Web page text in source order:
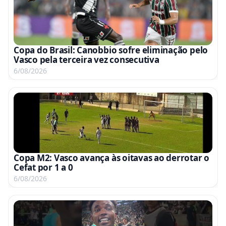
Copa do Brasil: Canobbio sofre eliminação pelo
Vasco pela terceira vez consecutiva
6/08/2026
Copa M2: Vasco avança às oitavas ao derrotar o
Cefat por 1 a 0
6/08/2026